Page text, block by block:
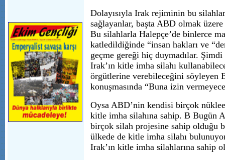
Dolayısıyla Irak rejiminin bu
sağlayanlar, başta ABD olmak
Bu silahlarla Halepçe’de binlerce
katledildiğinde “insan hakları ve
geçme gereği hiç duymadılar.
Irak’ın kitle imha silahı
örgütlerine verebileceğini söyleyen
konuşmasında “Buna izin
Oysa ABD’nin kendisi birçok
kitle imha silahına sahip. B Bugün
birçok silah projesine sahip olduğu
ülkede de kitle imha silahı
Irak’ın kitle imha silahlarına sahip